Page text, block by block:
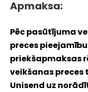
Apmaksa:
Pēc pasūtījuma
preces
priekšapmaksas
veikšanas preces
Unisend uz